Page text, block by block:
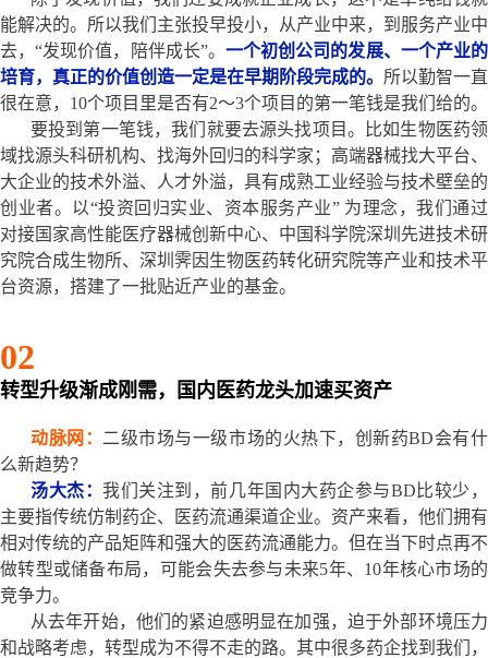
能解决的。所以我们主张投早投小，从产业中来，到服务产业中
去，“发现价值，陪伴成长”。 一个初创公司的发展、一个产业的
培育，真正的价值创造一定是在早期阶段完成的。 所以勤智一直
很在意，10个项目里是否有2～3个项目的第一笔钱是我们给的。
要投到第一笔钱，我们就要去源头找项目。比如生物医药领
域找源头科研机构、找海外回归的科学家；高端器械找大平台、
大企业的技术外溢、人才外溢，具有成熟工业经验与技术壁垒的
创业者。以“投资回归实业、资本服务产业” 为理念，我们通过
对接国家高性能医疗器械创新中心、中国科学院深圳先进技术研
究院合成生物所、深圳霁因生物医药转化研究院等产业和技术平
台资源，搭建了一批贴近产业的基金。
02
转型升级渐成刚需，国内医药龙头加速买资产
动脉网： 二级市场与一级市场的火热下，创新药BD会有什
么新趋势？
汤大杰：我们关注到，前几年国内大药企参与BD比较少，
主要指传统仿制药企、医药流通渠道企业。资产来看，他们拥有
相对传统的产品矩阵和强大的医药流通能力。但在当下时点再不
做转型或储备布局，可能会失去参与未来5年、10年核心市场的
竞争力。
从去年开始，他们的紧迫感明显在加强，迫于外部环境压力
和战略考虑，转型成为不得不走的路。其中很多药企找到我们，